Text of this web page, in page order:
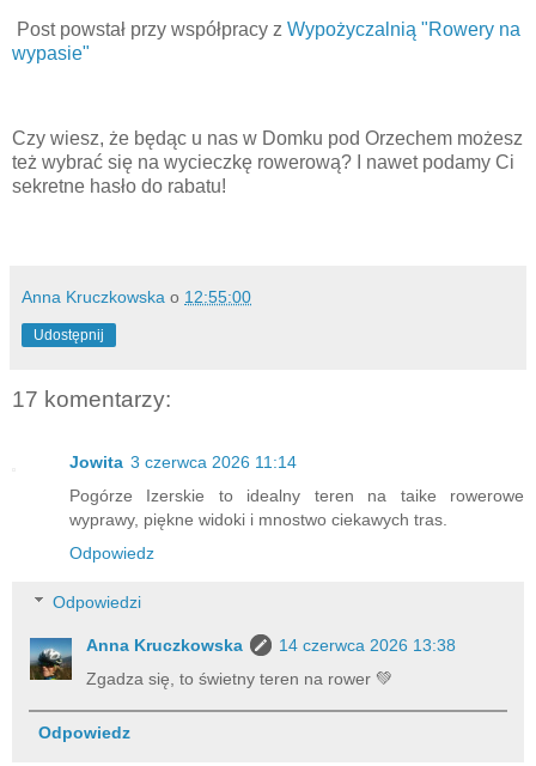
Post powstał przy współpracy z Wypożyczalnią "Rowery na
wypasie"
Czy wiesz, że będąc u nas w Domku pod Orzechem możesz
też wybrać się na wycieczkę rowerową? I nawet podamy Ci
sekretne hasło do rabatu!
Anna Kruczkowska o 12:55:00
Udostępnij
17 komentarzy:
Jowita 3 czerwca 2026 11:14
Pogórze Izerskie to idealny teren na taike rowerowe
wyprawy, piękne widoki i mnostwo ciekawych tras.
Odpowiedz
Odpowiedzi
Anna Kruczkowska
14 czerwca 2026 13:38
Zgadza się, to świetny teren na rower 💚
Odpowiedz